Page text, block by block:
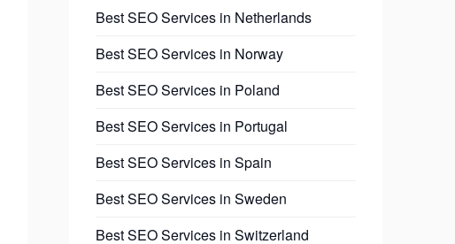
Best SEO Services in Netherlands
Best SEO Services in Norway
Best SEO Services in Poland
Best SEO Services in Portugal
Best SEO Services in Spain
Best SEO Services in Sweden
Best SEO Services in Switzerland